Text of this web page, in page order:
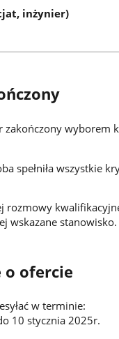
inżynier)
zakończony wyborem
spełniła wszystkie
rozmowy
wskazane stanowisko.
o ofercie
w terminie:
10 stycznia 2025r.